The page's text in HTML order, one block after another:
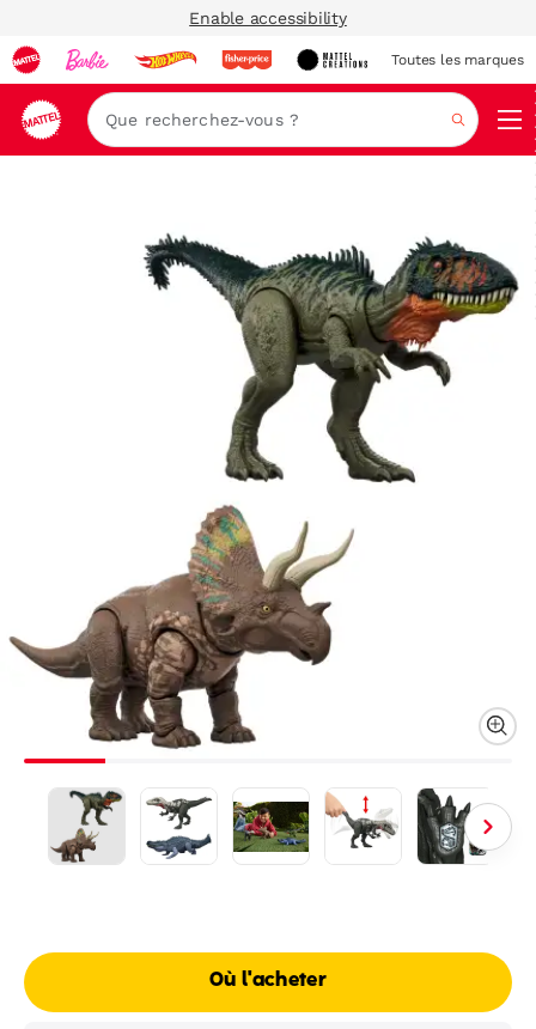
Enable accessibility
Toutes les marques
Où l'acheter